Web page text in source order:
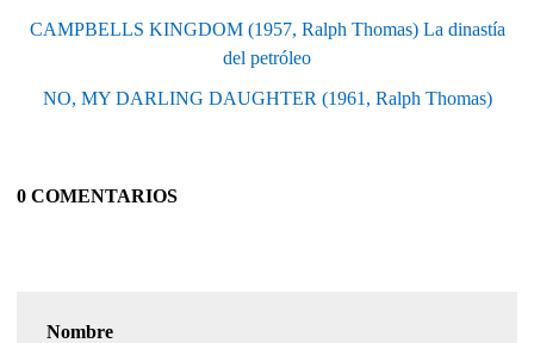
CAMPBELLS KINGDOM (1957, Ralph Thomas) La dinastía
del petróleo
NO, MY DARLING DAUGHTER (1961, Ralph Thomas)
0 COMENTARIOS
Nombre